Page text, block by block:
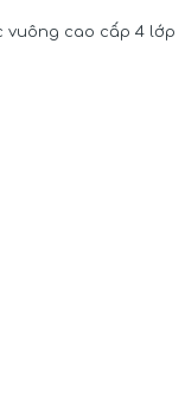
vuông cao cấp 4 lớp